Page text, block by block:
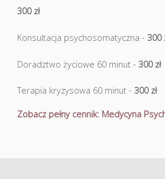
300 zł
Konsultacja psychosomatyczna - 300
Doradztwo życiowe 60 minut - 300 zł
Terapia kryzysowa 60 minut - 300 zł
Zobacz pełny cennik: Medycyna